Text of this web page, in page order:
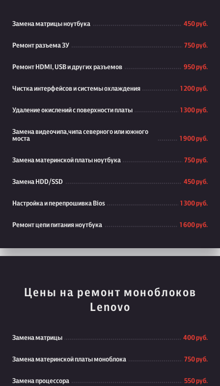
Замена матрицы ноутбука 450 руб.
Ремонт разъема ЗУ 750 руб.
Ремонт HDMI, USB и других разъемов 950 руб.
Чистка интерфейсов и системы охлаждения 1 200 руб.
Удаление окислений с поверхности платы 1 300 руб.
Замена видеочипа,чипа северного или южного
моста
1 900 руб.
Замена материнской платы ноутбука 750 руб.
Замена HDD/SSD 450 руб.
Настройка и перепрошивка Bios 1 300 руб.
Ремонт цепи питания ноутбука 1 600 руб.
Цены на ремонт моноблоков
Lenovo
Замена матрицы 400 руб.
Замена материнской платы моноблока 750 руб.
Замена процессора 550 руб.